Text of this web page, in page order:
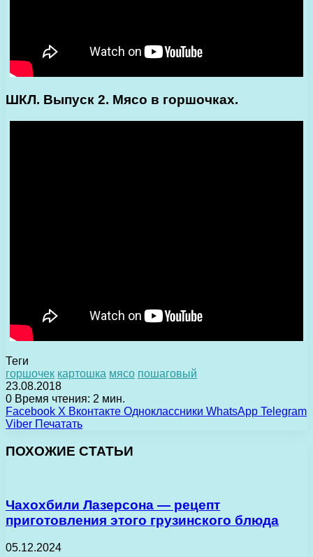
ШКЛ. Выпуск 2. Мясо в горшочках.
Теги
горшочек картошка мясо пошаговый
23.08.2018
0 Время чтения: 2 мин.
Facebook X Вконтакте Одноклассники WhatsApp Telegram
Viber Печатать
ПОХОЖИЕ СТАТЬИ
Чахохбили Лазерсона — рецепт
приготовления этого грузинского блюда
05.12.2024